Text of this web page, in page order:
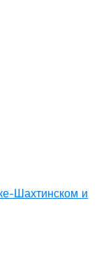
Шахтинском и